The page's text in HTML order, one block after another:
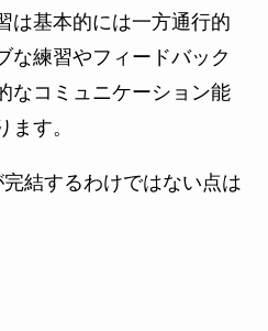
は基本的には一方通行的
な練習やフィードバック
なコミュニケーション能
す。
結するわけではない点は